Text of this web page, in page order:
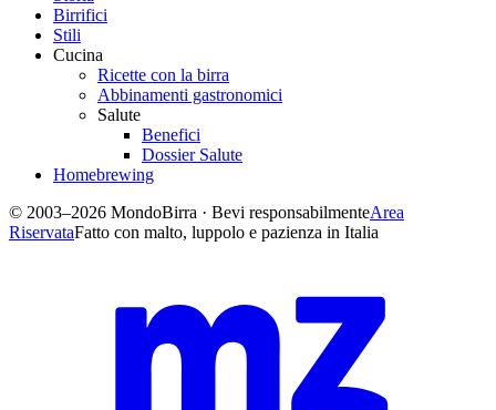
Birrifici
Stili
Cucina
Ricette con la birra
Abbinamenti gastronomici
Salute
Benefici
Dossier Salute
Homebrewing
© 2003–2026 MondoBirra · Bevi responsabilmenteArea
RiservataFatto con malto, luppolo e pazienza in Italia